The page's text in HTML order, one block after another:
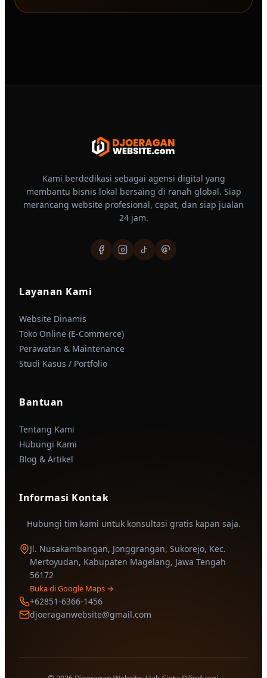
Kami berdedikasi sebagai agensi digital yang
membantu bisnis lokal bersaing di ranah global. Siap
merancang website profesional, cepat, dan siap jualan
24 jam.
Layanan Kami
Website Dinamis
Toko Online (E-Commerce)
Perawatan & Maintenance
Studi Kasus / Portfolio
Bantuan
Tentang Kami
Hubungi Kami
Blog & Artikel
Informasi Kontak
Hubungi tim kami untuk konsultasi gratis kapan saja.
Jl. Nusakambangan, Jonggrangan, Sukorejo, Kec.
Mertoyudan, Kabupaten Magelang, Jawa Tengah
56172
Buka di Google Maps →
+62851-6366-1456
djoeraganwebsite@gmail.com